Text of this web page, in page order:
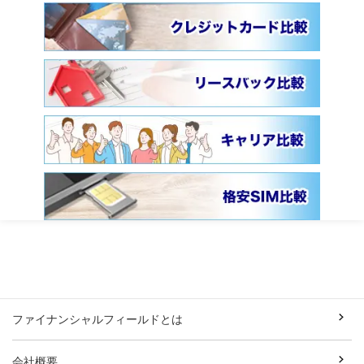
ファイナンシャルフィールドとは
会社概要